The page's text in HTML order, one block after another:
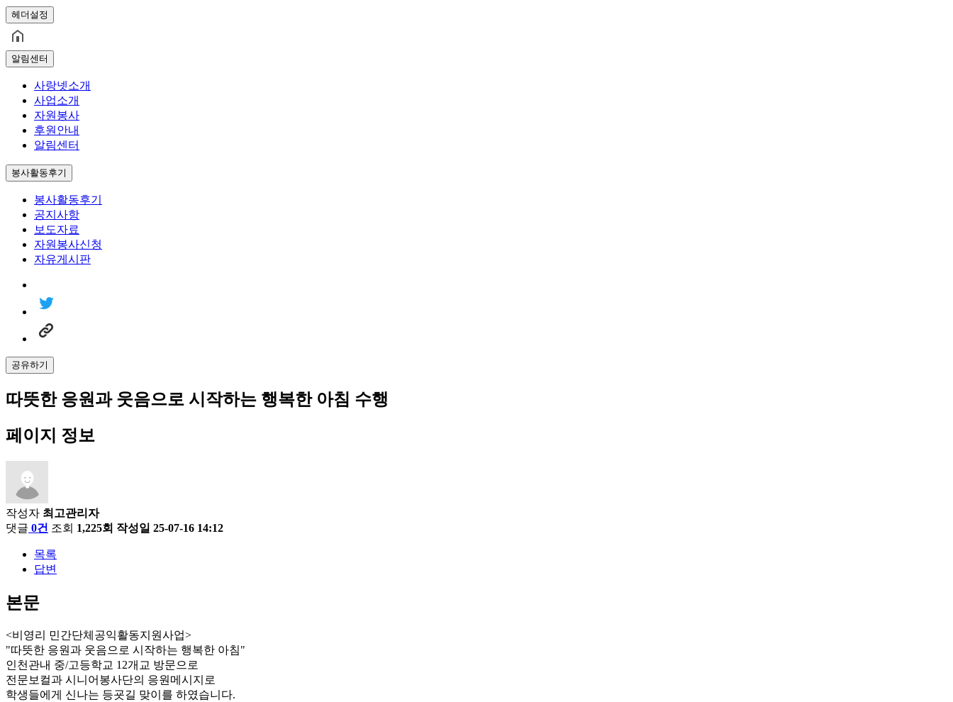
헤더설정
알림센터
사랑넷소개
사업소개
자원봉사
후원안내
알림센터
봉사활동후기
봉사활동후기
공지사항
보도자료
자원봉사신청
자유게시판
공유하기
따뜻한 응원과 웃음으로 시작하는 행복한 아침 수행
페이지 정보
작성자 최고관리자
댓글 0건 조회 1,225회 작성일 25-07-16 14:12
목록
답변
본문
<비영리 민간단체공익활동지원사업>
"따뜻한 응원과 웃음으로 시작하는 행복한 아침"
인천관내 중/고등학교 12개교 방문으로
전문보컬과 시니어봉사단의 응원메시지로
학생들에게 신나는 등굣길 맞이를 하였습니다.